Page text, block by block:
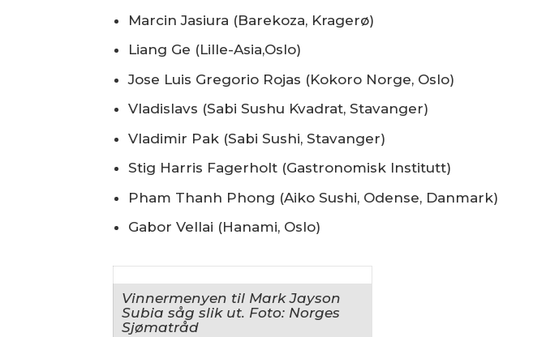
Marcin Jasiura (Barekoza, Kragerø)
Liang Ge (Lille-Asia,Oslo)
Jose Luis Gregorio Rojas (Kokoro Norge, Oslo)
Vladislavs (Sabi Sushu Kvadrat, Stavanger)
Vladimir Pak (Sabi Sushi, Stavanger)
Stig Harris Fagerholt (Gastronomisk Institutt)
Pham Thanh Phong (Aiko Sushi, Odense, Danmark)
Gabor Vellai (Hanami, Oslo)
Vinnermenyen til Mark Jayson
Subia såg slik ut. Foto: Norges
Sjømatråd